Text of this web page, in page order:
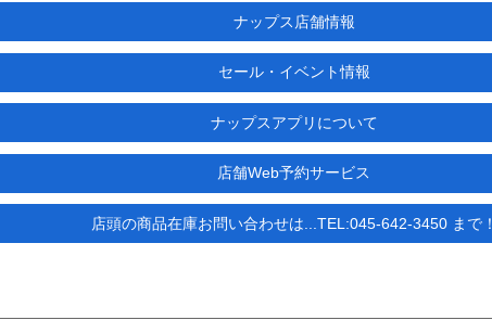
ナップス店舗情報
セール・イベント情報
ナップスアプリについて
店舗Web予約サービス
店頭の商品在庫お問い合わせは...TEL:045-642-3450 まで！